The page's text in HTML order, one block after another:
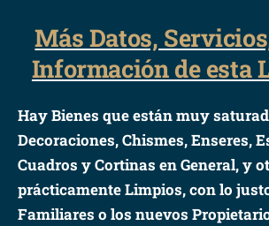
Más Datos,
Información de esta
Hay Bienes que están muy
Decoraciones, Chismes, Enseres,
Cuadros y Cortinas en General, y
prácticamente Limpios, con lo
Familiares o los nuevos